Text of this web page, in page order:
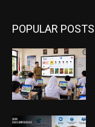
POPULAR POSTS